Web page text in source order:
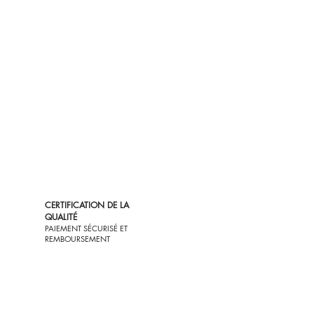
CERTIFICATION DE LA
QUALITÉ
PAIEMENT SÉCURISÉ ET
REMBOURSEMENT